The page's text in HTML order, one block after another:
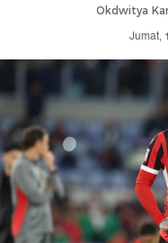
Okdwitya
Jumat,